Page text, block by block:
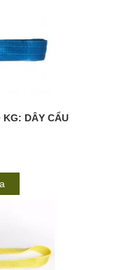
KG: DÂY CẨU